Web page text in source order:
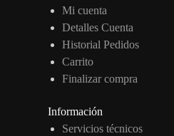
Mi cuenta
Detalles Cuenta
Historial Pedidos
Carrito
Finalizar compra
Información
Servicios técnicos